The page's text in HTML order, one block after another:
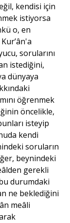
kendisi için
istiyorsa
o, en
sorularını
istediğini,
dünyaya
öğrenmek
öncelikle,
isteyip
kendi
soruların
beynindeki
gerekli
durumdaki
ne beklediğini
meâli